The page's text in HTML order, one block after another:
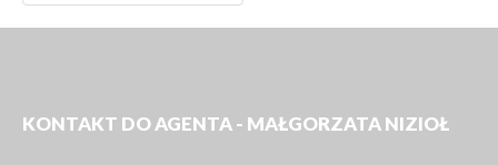
KONTAKT DO AGENTA - MAŁGORZATA NIZIOŁ